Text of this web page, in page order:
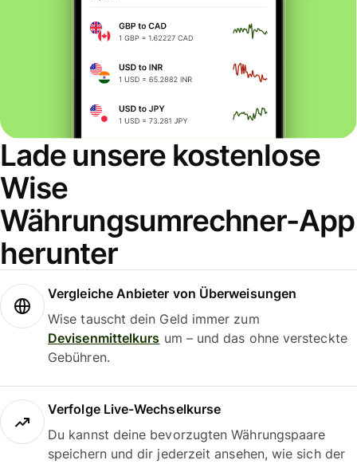
Lade unsere kostenlose
Wise
Währungsumrechner-App
herunter
Vergleiche Anbieter von Überweisungen
Wise tauscht dein Geld immer zum
Devisenmittelkurs um – und das ohne versteckte
Gebühren.
Verfolge Live-Wechselkurse
Du kannst deine bevorzugten Währungspaare
speichern und dir jederzeit ansehen, wie sich der